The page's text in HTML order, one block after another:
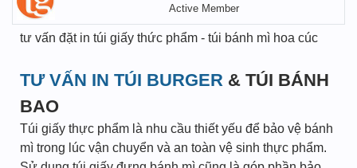
Active Member
tư vấn đặt in túi giấy thức phẩm - túi bánh mì hoa cúc
TƯ VẤN IN TÚI BURGER & TÚI BÁNH
BAO
Túi giấy thực phẩm là nhu cầu thiết yếu để bảo vệ bánh
mì trong lúc vận chuyển và an toàn vệ sinh thực phẩm.